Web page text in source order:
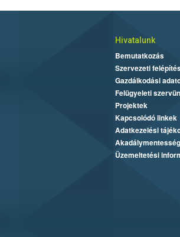
Hivatalunk
Bemutatkozás
Szervezeti
Gazdálkodási
Felügyeleti
Projektek
Kapcsolódó linkek
Adatkezelési
Üzemeltetési